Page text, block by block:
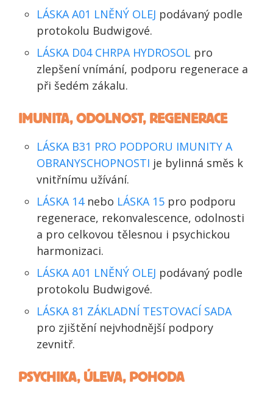
LÁSKA A01 LNĚNÝ OLEJ podávaný podle
protokolu Budwigové.
LÁSKA D04 CHRPA HYDROSOL pro
zlepšení vnímání, podporu regenerace a
při šedém zákalu.
IMUNITA, ODOLNOST, REGENERACE
LÁSKA B31 PRO PODPORU IMUNITY A
OBRANYSCHOPNOSTI je bylinná směs k
vnitřnímu užívání.
LÁSKA 14nebo LÁSKA 15 pro podporu
regenerace, rekonvalescence, odolnosti
a pro celkovou tělesnou i psychickou
harmonizaci.
LÁSKA A01 LNĚNÝ OLEJ podávaný podle
protokolu Budwigové.
LÁSKA 81 ZÁKLADNÍ TESTOVACÍ SADA
pro zjištění nejvhodnější podpory
zevnitř.
PSYCHIKA, ÚLEVA, POHODA